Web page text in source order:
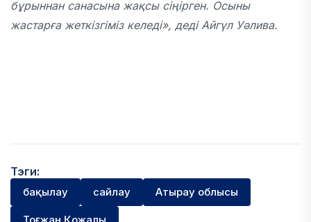
бұрыннан санасына жақсы сіңірген. Осыны
жастарға жеткізгіміз келеді», деді Айгүл Уәлива.
Тэги:
бақылау сайлау Атырау облысы